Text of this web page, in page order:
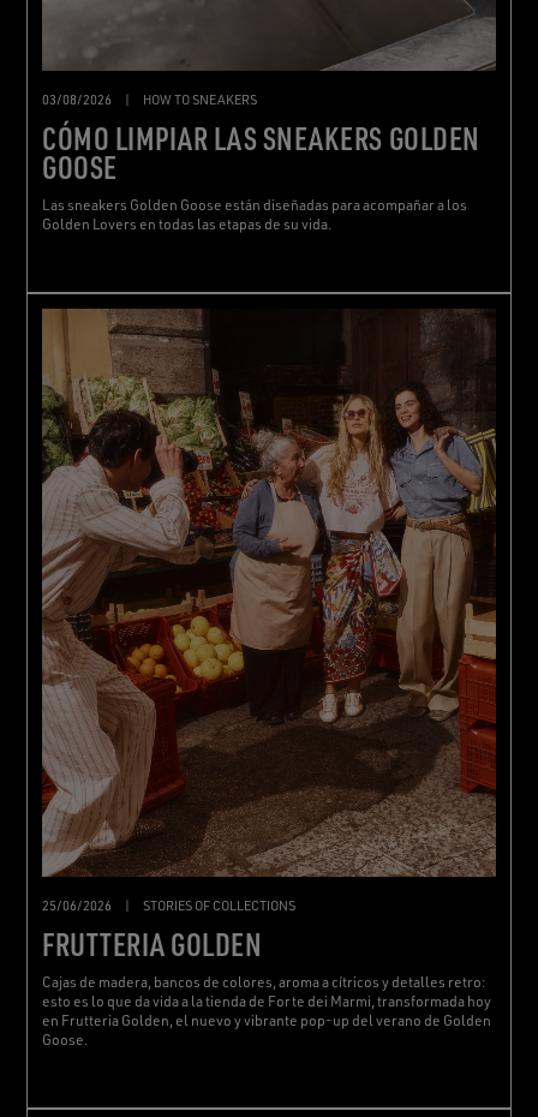
03/08/2026 HOW TO SNEAKERS
CÓMO LIMPIAR LAS SNEAKERS GOLDEN
GOOSE
Las sneakers Golden Goose están diseñadas para acompañar a los
Golden Lovers en todas las etapas de su vida.
25/06/2026 STORIES OF COLLECTIONS
FRUTTERIA GOLDEN
Cajas de madera, bancos de colores, aroma a cítricos y detalles retro:
esto es lo que da vida a la tienda de Forte dei Marmi, transformada hoy
en Frutteria Golden, el nuevo y vibrante pop-up del verano de Golden
Goose.